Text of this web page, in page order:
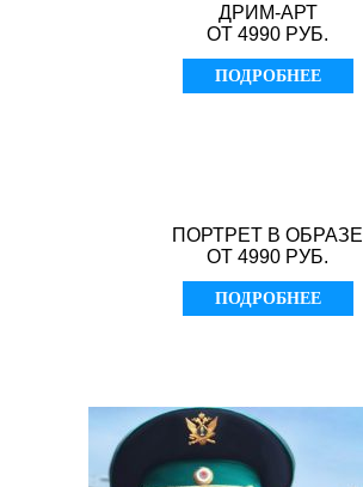
ДРИМ-АРТ
ОТ 4990 РУБ.
ПОДРОБНЕЕ
ПОРТРЕТ В ОБРАЗЕ
ОТ 4990 РУБ.
ПОДРОБНЕЕ